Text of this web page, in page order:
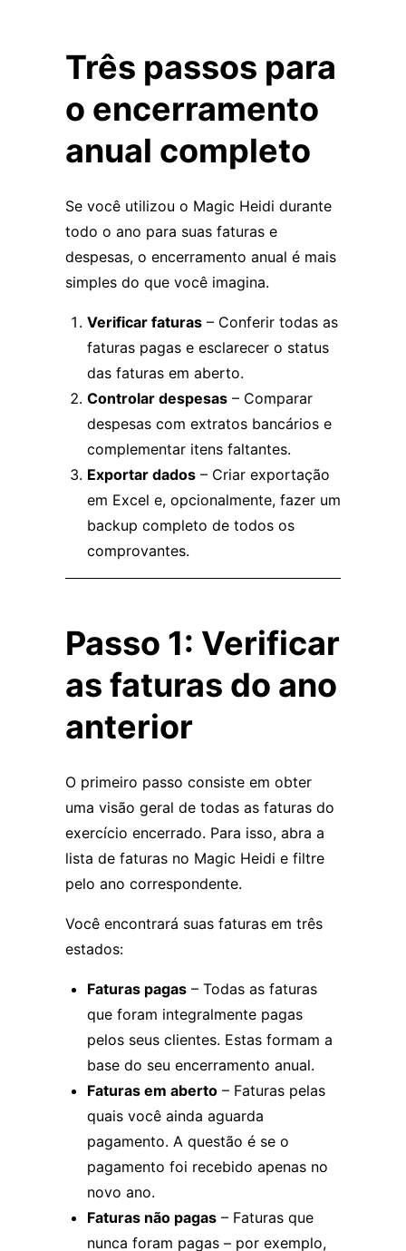
Três passos para
o encerramento
anual completo
Se você utilizou o Magic Heidi durante
todo o ano para suas faturas e
despesas, o encerramento anual é mais
simples do que você imagina.
Verificar faturas – Conferir todas as
faturas pagas e esclarecer o status
das faturas em aberto.
Controlar despesas – Comparar
despesas com extratos bancários e
complementar itens faltantes.
Exportar dados – Criar exportação
em Excel e, opcionalmente, fazer um
backup completo de todos os
comprovantes.
Passo 1: Verificar
as faturas do ano
anterior
O primeiro passo consiste em obter
uma visão geral de todas as faturas do
exercício encerrado. Para isso, abra a
lista de faturas no Magic Heidi e filtre
pelo ano correspondente.
Você encontrará suas faturas em três
estados:
Faturas pagas – Todas as faturas
que foram integralmente pagas
pelos seus clientes. Estas formam a
base do seu encerramento anual.
Faturas em aberto – Faturas pelas
quais você ainda aguarda
pagamento. A questão é se o
pagamento foi recebido apenas no
novo ano.
Faturas não pagas – Faturas que
nunca foram pagas – por exemplo,